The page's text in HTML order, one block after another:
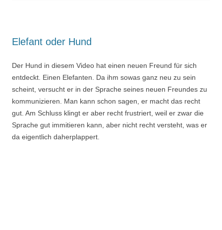
Elefant oder Hund
Der Hund in diesem Video hat einen neuen Freund für sich
entdeckt. Einen Elefanten. Da ihm sowas ganz neu zu sein
scheint, versucht er in der Sprache seines neuen Freundes zu
kommunizieren. Man kann schon sagen, er macht das recht
gut. Am Schluss klingt er aber recht frustriert, weil er zwar die
Sprache gut immitieren kann, aber nicht recht versteht, was er
da eigentlich daherplappert.